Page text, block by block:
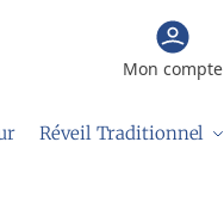
Mon compte
Réveil Traditionnel